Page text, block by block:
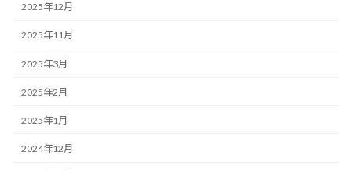
2025年12月
2025年11月
2025年3月
2025年2月
2025年1月
2024年12月